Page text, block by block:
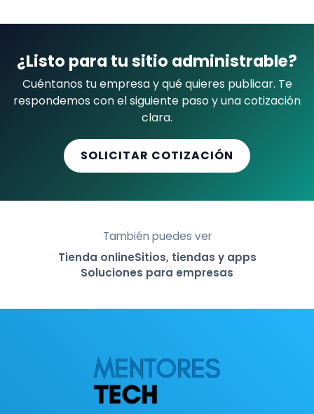
¿Listo para tu sitio administrable?
Cuéntanos tu empresa y qué quieres publicar. Te
respondemos con el siguiente paso y una cotización
clara.
SOLICITAR COTIZACIÓN
También puedes ver
Tienda onlineSitios, tiendas y apps
Soluciones para empresas